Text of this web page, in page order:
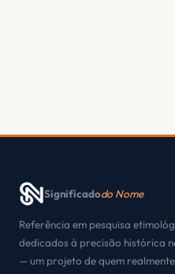
Significadodo Nome
Referência em pesquisa
dedicados à precisão histórica
— um projeto de quem